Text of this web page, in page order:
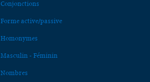
Conjonctions
Forme active/passive
Homonymes
Masculin - Féminin
Nombres